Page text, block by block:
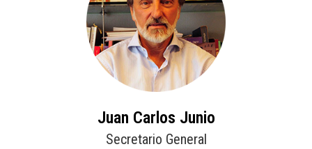
Juan Carlos Junio
Secretario General